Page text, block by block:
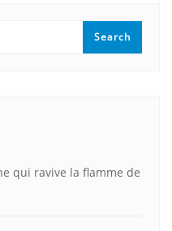
qui ravive la flamme de